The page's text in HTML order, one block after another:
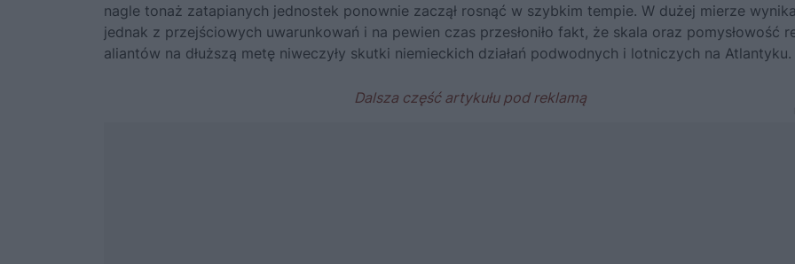
nagle tonaż zatapianych jednostek ponownie zaczął rosnąć w szybkim tempie. W dużej mierze
jednak z przejściowych uwarunkowań i na pewien czas przesłoniło fakt, że skala oraz pomysłowość
aliantów na dłuższą metę niweczyły skutki niemieckich działań podwodnych i lotniczych na Atlantyku.